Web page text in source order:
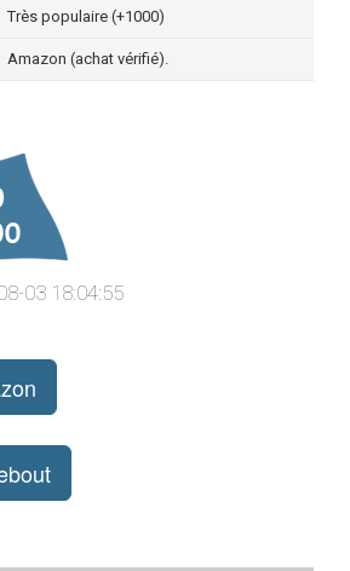
Très populaire (+1000)
Amazon (achat vérifié).
03 18:04:55